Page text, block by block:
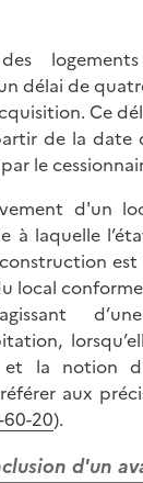
des
délai de
Ce
de la date
le
d'un
à laquelle
local conforme
la notion
aux
60-20).
d'un